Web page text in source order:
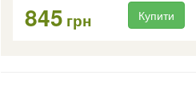
845 грн Купити